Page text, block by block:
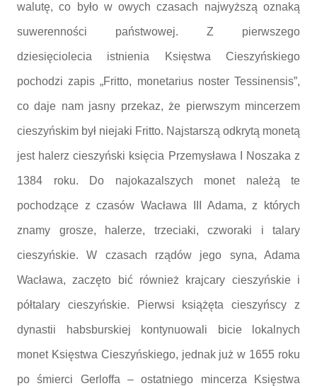
walutę, co było w owych czasach najwyższą oznaką
suwerenności państwowej. Z pierwszego
dziesięciolecia istnienia Księstwa Cieszyńskiego
pochodzi zapis „Fritto, monetarius noster Tessinensis”,
co daje nam jasny przekaz, że pierwszym mincerzem
cieszyńskim był niejaki Fritto. Najstarszą odkrytą monetą
jest halerz cieszyński księcia Przemysława I Noszaka z
1384 roku. Do najokazalszych monet należą te
pochodzące z czasów Wacława III Adama, z których
znamy grosze, halerze, trzeciaki, czworaki i talary
cieszyńskie. W czasach rządów jego syna, Adama
Wacława, zaczęto bić również krajcary cieszyńskie i
półtalary cieszyńskie. Pierwsi książęta cieszyńscy z
dynastii habsburskiej kontynuowali bicie lokalnych
monet Księstwa Cieszyńskiego, jednak już w 1655 roku
po śmierci Gerloffa – ostatniego mincerza Księstwa